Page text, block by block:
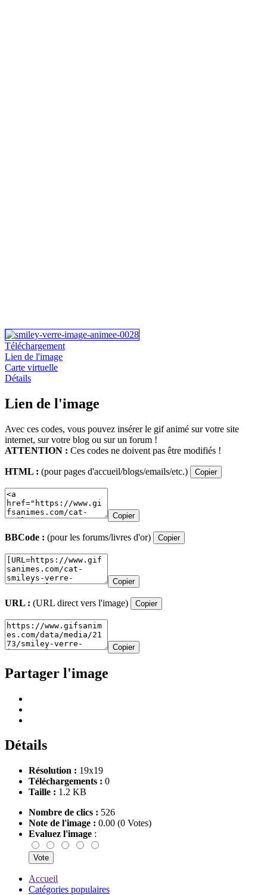
Téléchargement
Lien de l'image
Carte virtuelle
Détails
Lien de l'image
Avec ces codes, vous pouvez insérer le gif animé sur votre site
internet, sur votre blog ou sur un forum !
ATTENTION : Ces codes ne doivent pas être modifiés !
HTML : (pour pages d'accueil/blogs/emails/etc.) Copier
Copier
BBCode : (pour les forums/livres d'or) Copier
Copier
URL : (URL direct vers l'image) Copier
Copier
Partager l'image
Détails
Résolution : 19x19
Téléchargements : 0
Taille : 1.2 KB
Nombre de clics : 526
Note de l'image : 0.00 (0 Votes)
Evaluez l'image :
Accueil
Catégories populaires